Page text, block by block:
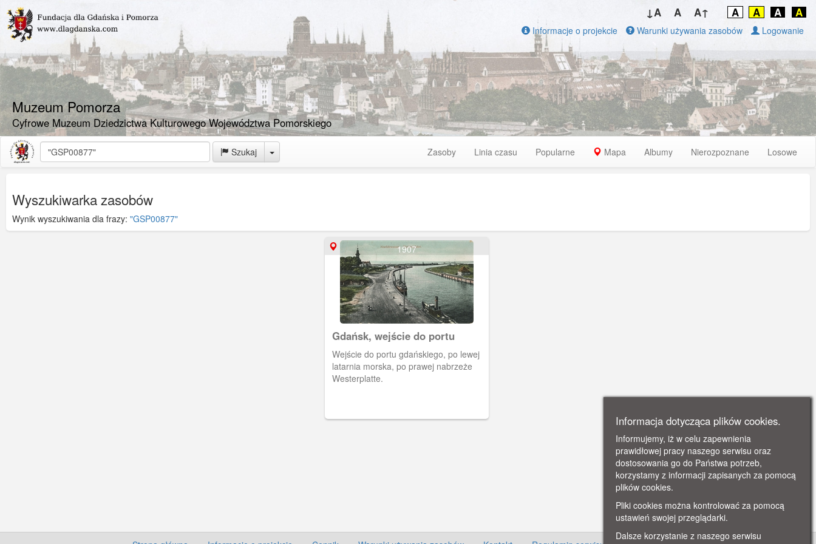
Muzeum Pomorza
Cyfrowe Muzeum Dziedzictwa Kulturowego Województwa Pomorskiego
↓A A A↑ A A A A
Informacje o projekcie Warunki używania zasobów Logowanie
Szukaj Toggle Dropdown Zasoby Linia czasu Popularne Mapa Albumy Nierozpoznane Losowe
Wyszukiwarka zasobów
Wynik wyszukiwania dla frazy: "GSP00877"
1907
Gdańsk, wejście do portu
Wejście do portu gdańskiego, po lewej
latarnia morska, po prawej nabrzeże
Westerplatte.
Informacja dotycząca plików cookies.
Informujemy, iż w celu zapewnienia
prawidłowej pracy naszego serwisu oraz
dostosowania go do Państwa potrzeb,
korzystamy z informacji zapisanych za pomocą
plików cookies.
Pliki cookies można kontrolować za pomocą
ustawień swojej przeglądarki.
Dalsze korzystanie z naszego serwisu